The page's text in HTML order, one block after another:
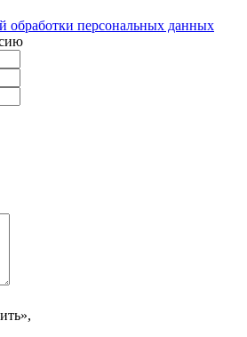
обработки персональных данных